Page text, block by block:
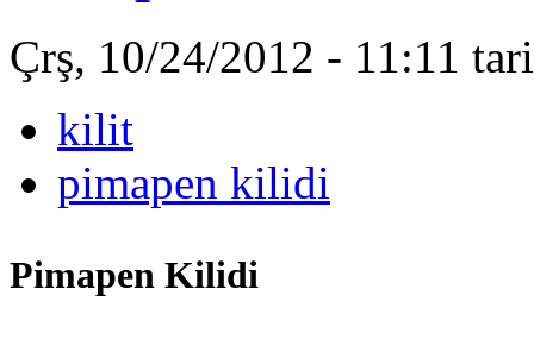
Çrş, 10/24/2012 - 11:11
kilit
pimapen kilidi
Pimapen Kilidi